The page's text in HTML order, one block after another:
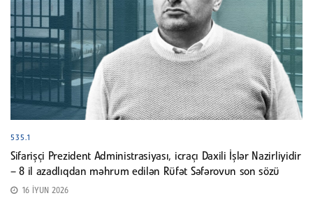
535.1
Sifarişçi Prezident Administrasiyası, icraçı Daxili İşlər Nazirliyidir
– 8 il azadlıqdan məhrum edilən Rüfət Səfərovun son sözü
16 İYUN 2026